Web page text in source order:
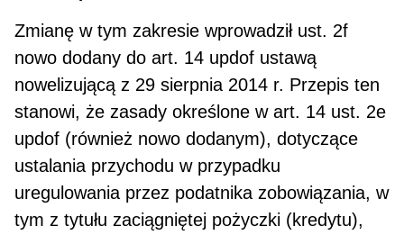
Zmianę w tym zakresie wprowadził ust. 2f
nowo dodany do art. 14 updof ustawą
nowelizującą z 29 sierp­nia 2014 r. Przepis ten
stanowi, że zasady określone w art. 14 ust. 2e
updof (również nowo dodanym), dotyczą­ce
ustalania przychodu w przypadku
uregulowania przez podatnika zobowiązania, w
tym z tytułu zaciągniętej pożyczki (kredytu),